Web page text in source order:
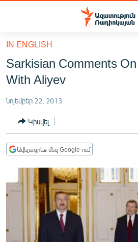
Մատչելիության
հիմնական
բովանդակությանը
Անցնել
հիմնական
մենյուին
ՔԱՂԱՔԱԿԱՆ
ԸՆՏՐՈՒԹՅՈՒՆՆԵՐ 2026
ԻՐԱՎՈՒՆՔ
ՀԱՍԱՐԱԿՈՒԹՅՈՒՆ
ՂԱՐԱԲԱՂ
ՊԱՏԵՐԱԶՄԻ 6 ՇԱԲԱԹՆԵՐԸ
ՏԱՐԱԾԱՇՐՋԱՆ
ՄԻՋԱԶԳԱՅԻՆ
IN ENGLISH
Sarkisian Comments On
With Aliyev
նոյեմբեր 22, 2013
Կիսվել
Ավելացրեք մեզ Google-ում